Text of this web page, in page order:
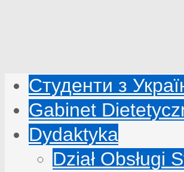
Студенти з
Gabinet
Dydaktyka
Dział Obsługi